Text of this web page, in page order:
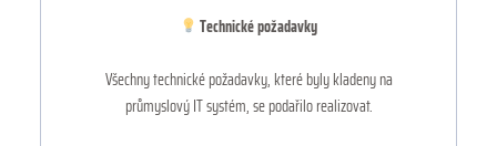
Technické požadavky
Všechny technické požadavky, které byly kladeny na
průmyslový IT systém, se podařilo realizovat.